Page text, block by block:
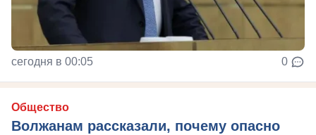
сегодня в 00:05 0
Общество
Волжанам рассказали, почему опасно